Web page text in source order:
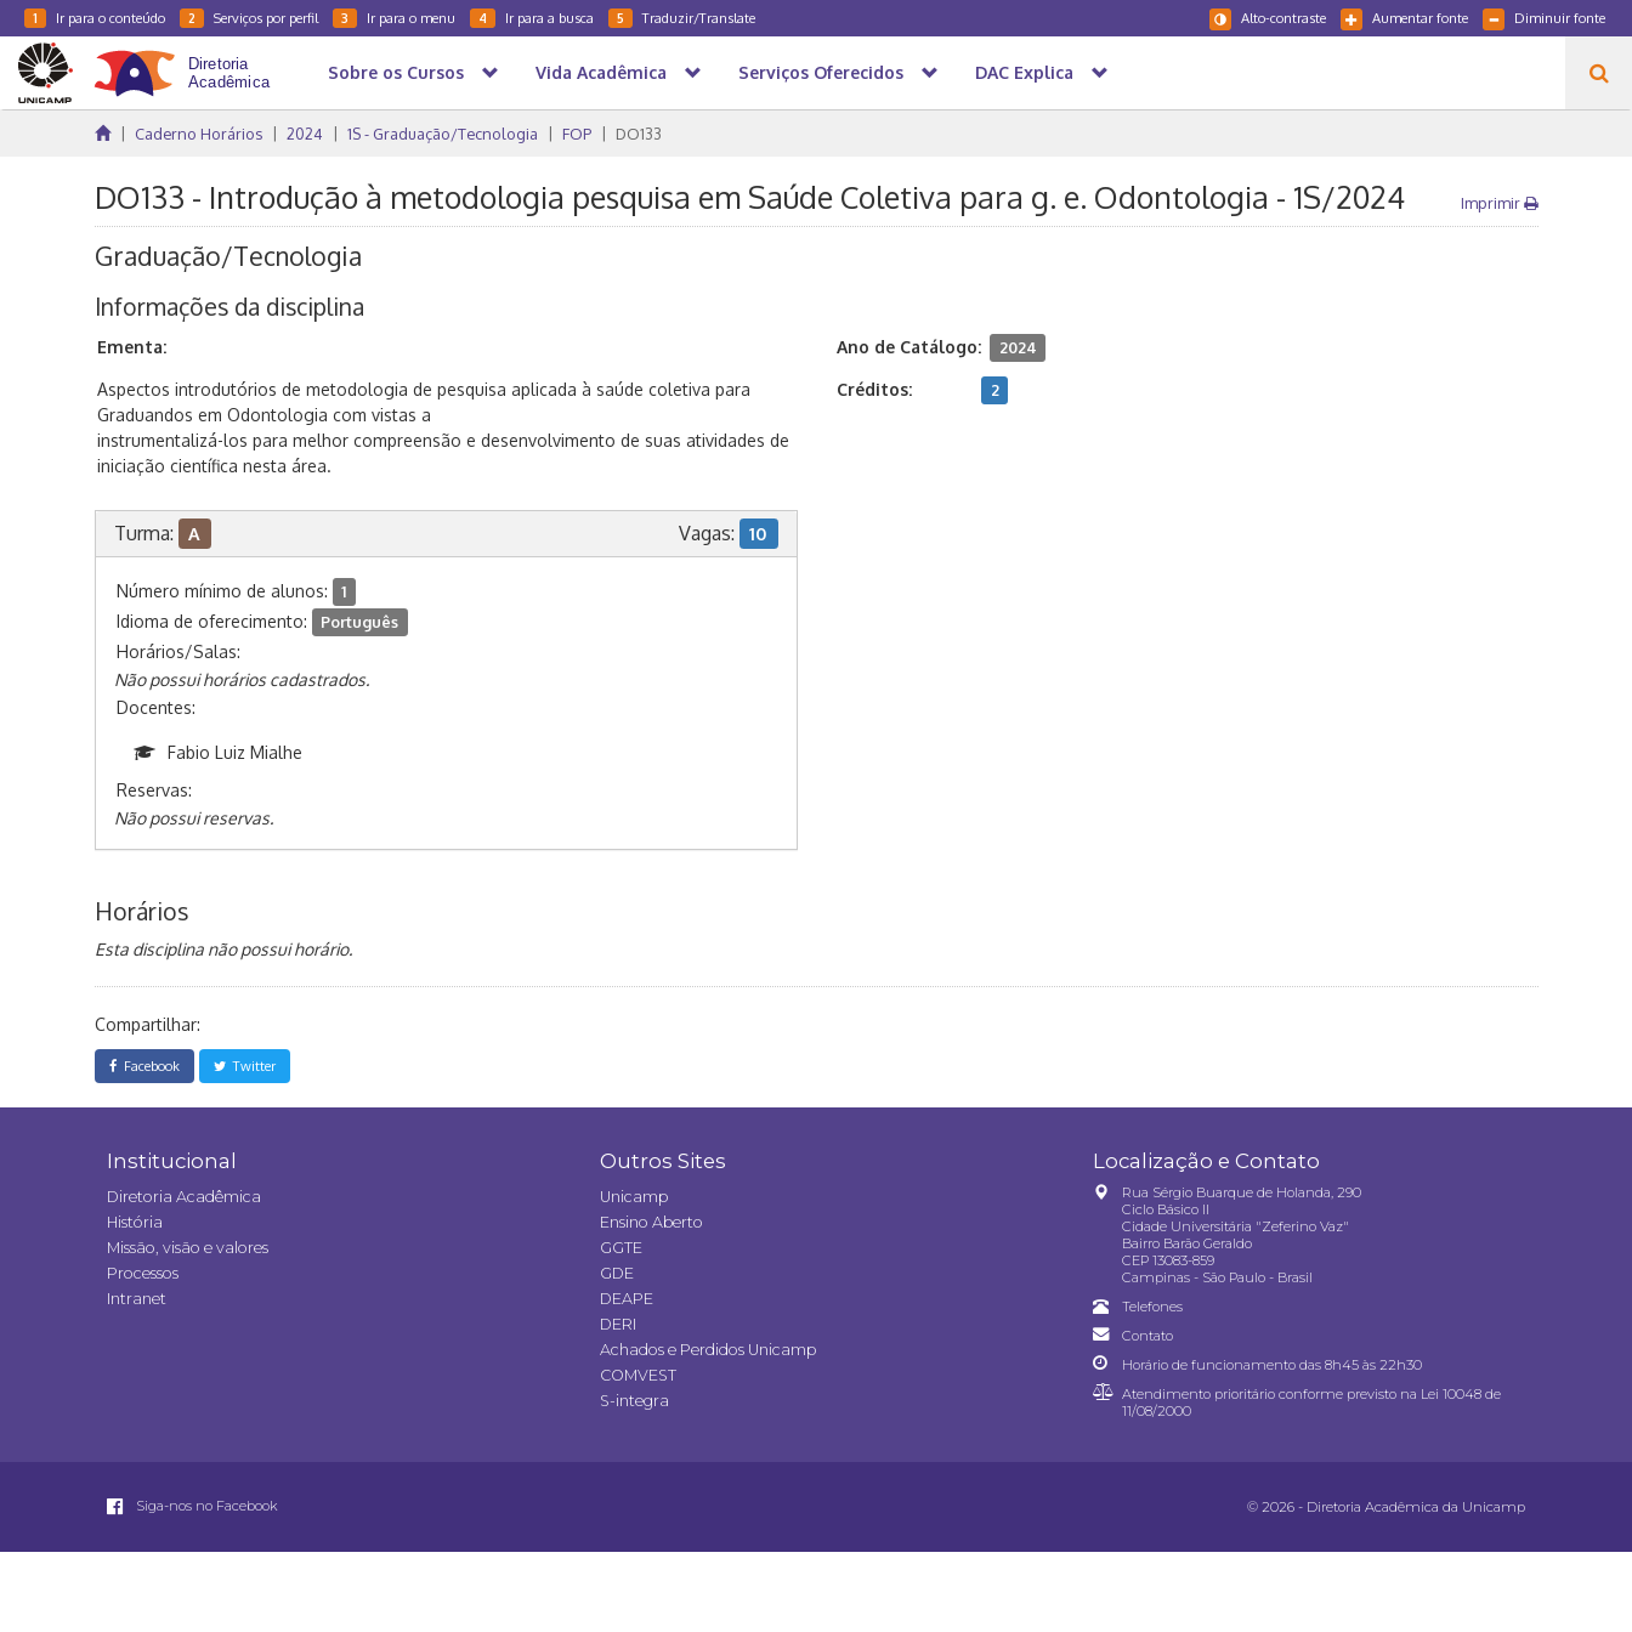
1 Ir para o conteúdo 2 Serviços por perfil 3 Ir para o menu 4 Ir para a busca 5 Traduzir/Translate Diminuir fonte
Aumentar fonte
Alto-contraste
Sobre os Cursos Vida Acadêmica Serviços Oferecidos DAC Explica
Caderno Horários 2024 1S - Graduação/Tecnologia FOP DO133
DO133 - Introdução à metodologia pesquisa em Saúde Coletiva para g. e. Odontologia - 1S/2024 Imprimir
Graduação/Tecnologia
Informações da disciplina
Ementa:
Aspectos introdutórios de metodologia de pesquisa aplicada à saúde coletiva para
Graduandos em Odontologia com vistas a
instrumentalizá-los para melhor compreensão e desenvolvimento de suas atividades de
iniciação científica nesta área.
Ano de Catálogo: 2024
Créditos: 2
Turma: A Vagas: 10
Número mínimo de alunos: 1
Idioma de oferecimento: Português
Horários/Salas:
Não possui horários cadastrados.
Docentes:
Fabio Luiz Mialhe
Reservas:
Não possui reservas.
Horários
Esta disciplina não possui horário.
Compartilhar:
Facebook Twitter
Institucional
Diretoria Acadêmica
História
Missão, visão e valores
Processos
Intranet
Outros Sites
Unicamp
Ensino Aberto
GGTE
GDE
DEAPE
DERI
Achados e Perdidos Unicamp
COMVEST
S-integra
Localização e Contato
Rua Sérgio Buarque de Holanda, 290
Ciclo Básico II
Cidade Universitária "Zeferino Vaz"
Bairro Barão Geraldo
CEP 13083-859
Campinas - São Paulo - Brasil
Telefones
Contato
Horário de funcionamento das 8h45 às 22h30
Atendimento prioritário conforme previsto na Lei 10048 de
11/08/2000
Siga-nos no Facebook © 2026 - Diretoria Acadêmica da Unicamp